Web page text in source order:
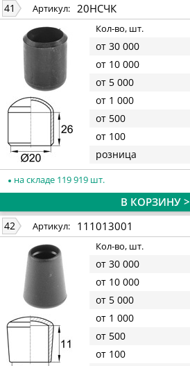
41 Артикул: 20НСЧК
Кол-во, шт.
от 30 000
от 10 000
от 5 000
от 1 000
от 500
от 100
розница
на складе 119 919 шт.
В КОРЗИНУ >
42 Артикул: 111013001
Кол-во, шт.
от 30 000
от 10 000
от 5 000
от 1 000
от 500
от 100